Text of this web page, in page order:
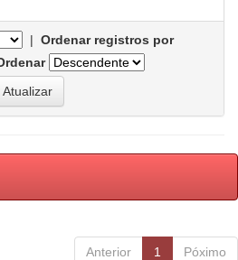
| Ordenar registros por
Anterior 1 Póximo